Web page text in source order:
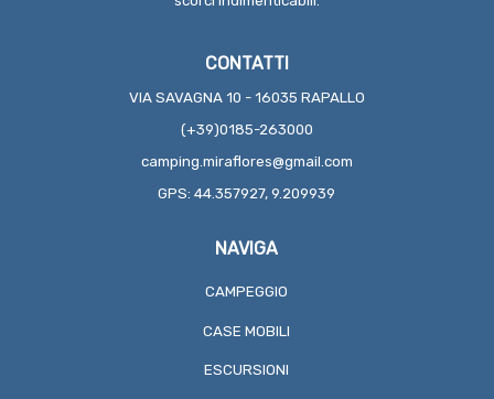
CONTATTI
VIA SAVAGNA 10 - 16035 RAPALLO
(+39)0185-263000
camping.miraflores@gmail.com
GPS: 44.357927, 9.209939
NAVIGA
CAMPEGGIO
CASE MOBILI
ESCURSIONI